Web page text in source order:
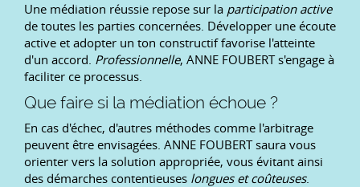
Une médiation réussie repose sur la participation active
de toutes les parties concernées. Développer une écoute
active et adopter un ton constructif favorise l'atteinte
d'un accord. Professionnelle, ANNE FOUBERT s'engage à
faciliter ce processus.
Que faire si la médiation échoue ?
En cas d'échec, d'autres méthodes comme l'arbitrage
peuvent être envisagées. ANNE FOUBERT saura vous
orienter vers la solution appropriée, vous évitant ainsi
des démarches contentieuses longues et coûteuses.